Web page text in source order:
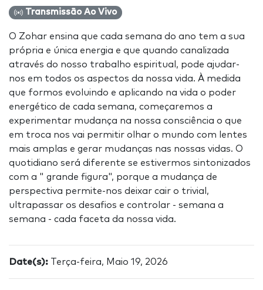
Transmissão Ao Vivo
O Zohar ensina que cada semana do ano tem a sua
própria e única energia e que quando canalizada
através do nosso trabalho espiritual, pode ajudar-
nos em todos os aspectos da nossa vida. À medida
que formos evoluindo e aplicando na vida o poder
energético de cada semana, começaremos a
experimentar mudança na nossa consciência o que
em troca nos vai permitir olhar o mundo com lentes
mais amplas e gerar mudanças nas nossas vidas. O
quotidiano será diferente se estivermos sintonizados
com a " grande figura", porque a mudança de
perspectiva permite-nos deixar cair o trivial,
ultrapassar os desafios e controlar - semana a
semana - cada faceta da nossa vida.
Date(s): Terça-feira, Maio 19, 2026